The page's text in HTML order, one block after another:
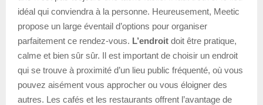
idéal qui conviendra à la personne. Heureusement, Meetic
propose un large éventail d’options pour organiser
parfaitement ce rendez-vous. L’endroit doit être pratique,
calme et bien sûr sûr. Il est important de choisir un endroit
qui se trouve à proximité d’un lieu public fréquenté, où vous
pouvez aisément vous approcher ou vous éloigner des
autres. Les cafés et les restaurants offrent l’avantage de